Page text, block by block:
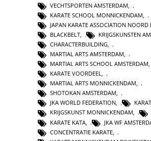
VECHTSPORTEN AMSTERDAM
KARATE SCHOOL MONNICKENDAM
JAPAN KARATE ASSOCIATION
BLACKBELT
KRIJGSKUNSTEN
CHARACTERBUILDING,
MARTIAL ARTS AMSTERDAM,
MARTIAL ARTS SCHOOL AMSTERDAM,
KARATE VOORDEEL,
MARTIAL ARTS MONNICKENDAM,
SHOTOKAN AMSTERDAM,
JKA WORLD FEDERATION,
KRIJGSKUNST MONNICKENDAM,
KARATE KATA
JKA WF
CONCENTRATIE KARATE